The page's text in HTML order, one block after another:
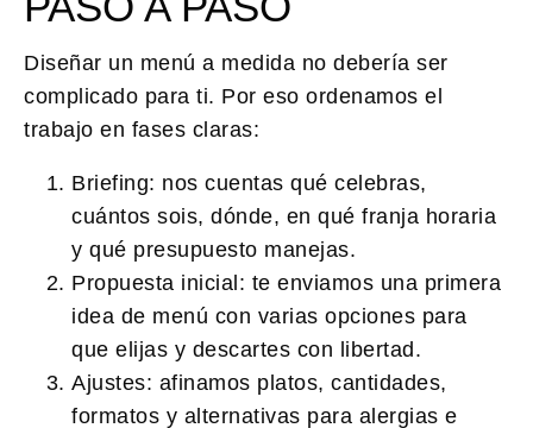
Diseñar un menú a medida no debería ser
complicado para ti. Por eso ordenamos el
trabajo en fases claras:
Briefing: nos cuentas qué celebras,
cuántos sois, dónde, en qué franja horaria
y qué presupuesto manejas.
Propuesta inicial: te enviamos una primera
idea de menú con varias opciones para
que elijas y descartes con libertad.
Ajustes: afinamos platos, cantidades,
formatos y alternativas para alergias e